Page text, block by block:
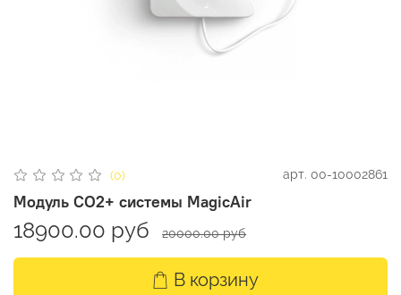
(0) арт. 00-10002861
Модуль СО2+ системы MagicAir
18900.00 руб 20000.00 руб
В корзину